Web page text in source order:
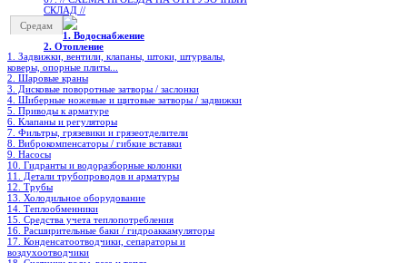
СКЛАД //
Средам
1. Водоснабжение
2. Отопление
1. Задвижки, вентили, клапаны, штоки, штурвалы,
коверы, опорные плиты...
2. Шаровые краны
3. Дисковые поворотные затворы / заслонки
4. Шиберные ножевые и щитовые затворы / задвижки
5. Приводы к арматуре
6. Клапаны и регуляторы
7. Фильтры, грязевики и грязеотделители
8. Виброкомпенсаторы / гибкие вставки
9. Насосы
10. Гидранты и водоразборные колонки
11. Детали трубопроводов и арматуры
12. Трубы
13. Холодильное oборудование
14. Теплообменники
15. Средства учета теплопотребления
16. Расширительные баки / гидроаккамуляторы
17. Конденсатоотводчики, сепараторы и
воздухоотводчики